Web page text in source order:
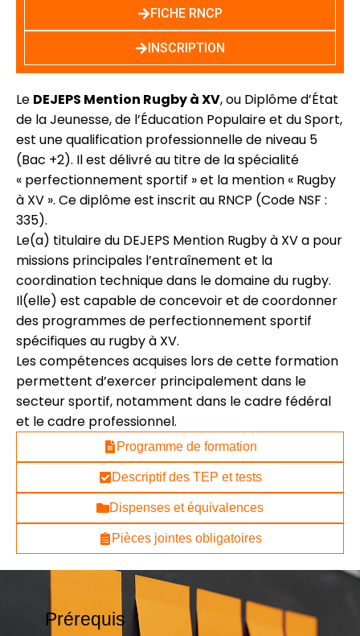
FICHE RNCP
INSCRIPTION
Le DEJEPS Mention Rugby à XV, ou Diplôme d’État
de la Jeunesse, de l’Éducation Populaire et du Sport,
est une qualification professionnelle de niveau 5
(Bac +2). Il est délivré au titre de la spécialité
« perfectionnement sportif » et la mention « Rugby
à XV ». Ce diplôme est inscrit au RNCP (Code NSF :
335).
Le(a) titulaire du DEJEPS Mention Rugby à XV a pour
missions principales l’entraînement et la
coordination technique dans le domaine du rugby.
Il(elle) est capable de concevoir et de coordonner
des programmes de perfectionnement sportif
spécifiques au rugby à XV.
Les compétences acquises lors de cette formation
permettent d’exercer principalement dans le
secteur sportif, notamment dans le cadre fédéral
et le cadre professionnel.
Programme de formation
Descriptif des TEP et tests
Dispenses et équivalences
Pièces jointes obligatoires
Prérequis